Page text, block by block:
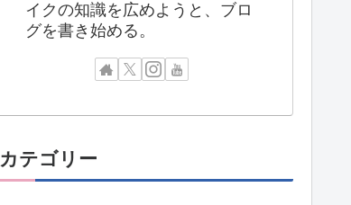
イクの知識を広めようと、ブロ
グを書き始める。
カテゴリー